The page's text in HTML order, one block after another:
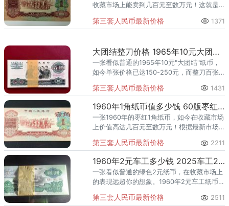
收藏市场上能卖到几百元至数万元！这就是
最新市场行情，普通枣红一角回收价格在
第三套人民币最新价格 1371
大团结整刀价格 1965年10元大团结刀货值多少钱
一张看似普通的1965年10元"大团结"纸币，
如今单张价格已达150-250元，而整刀百张
值数十倍！如果您家中有这种整
第三套人民币最新价格 1431
1960年1角纸币值多少钱 60版枣红一角回收价格
一张1960年的枣红1角纸币，如今在收藏市场
上价值高达几百元至数万元！根据最新市场
5000元之间，而评级高分的珍品甚至拍出了
5.5万元的
第三套人民币最新价格 2211
1960年2元车工多少钱 2025车工2元最新价格
一张看似普通的绿色2元纸币，在收藏市场上
的表现远超你的想象。1960年2元车工纸币，
收藏市场表现异常抢眼。这张正面印有车床
第三套人民币最新价格 2511